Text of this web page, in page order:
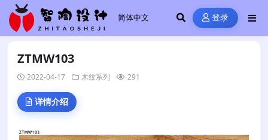
登录
ZTMW103
2022-04-17 木纹系列 291
详情介绍